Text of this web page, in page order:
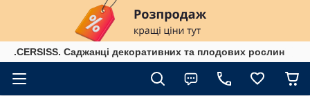
.CERSISS. Саджанці декоративних та плодових рослин